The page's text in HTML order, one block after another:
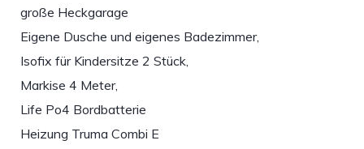
große Heckgarage
Eigene Dusche und eigenes Badezimmer,
Isofix für Kindersitze 2 Stück,
Markise 4 Meter,
Life Po4 Bordbatterie
Heizung Truma Combi E